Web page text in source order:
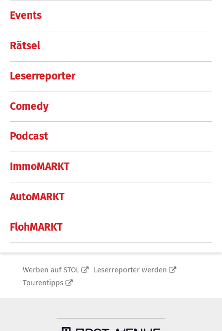
Events
Rätsel
Leserreporter
Comedy
Podcast
ImmoMARKT
AutoMARKT
FlohMARKT
Werben auf STOL
Leserreporter werden
Tourentipps